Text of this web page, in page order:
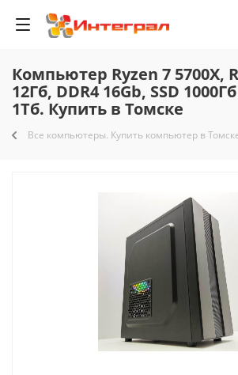
Компьютер Ryzen 7 5700X,
12Гб, DDR4 16Gb, SSD
1Тб. Купить в Томске
Все компьютеры. Купить компьютер в